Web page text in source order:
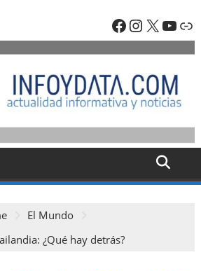
Facebook
X
El Mundo
¿Qué hay detrás?